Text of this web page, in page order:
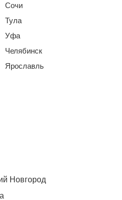
Сочи
Тула
Уфа
Челябинск
Ярославль
Новгород